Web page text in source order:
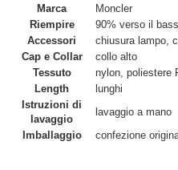
Marca
Moncler
Riempire
90% verso il
Accessori
chiusura lampo,
Cap e Collar
collo alto
Tessuto
nylon, poliestere
Length
lunghi
Istruzioni di
lavaggio
lavaggio a mano
Imballaggio
confezione